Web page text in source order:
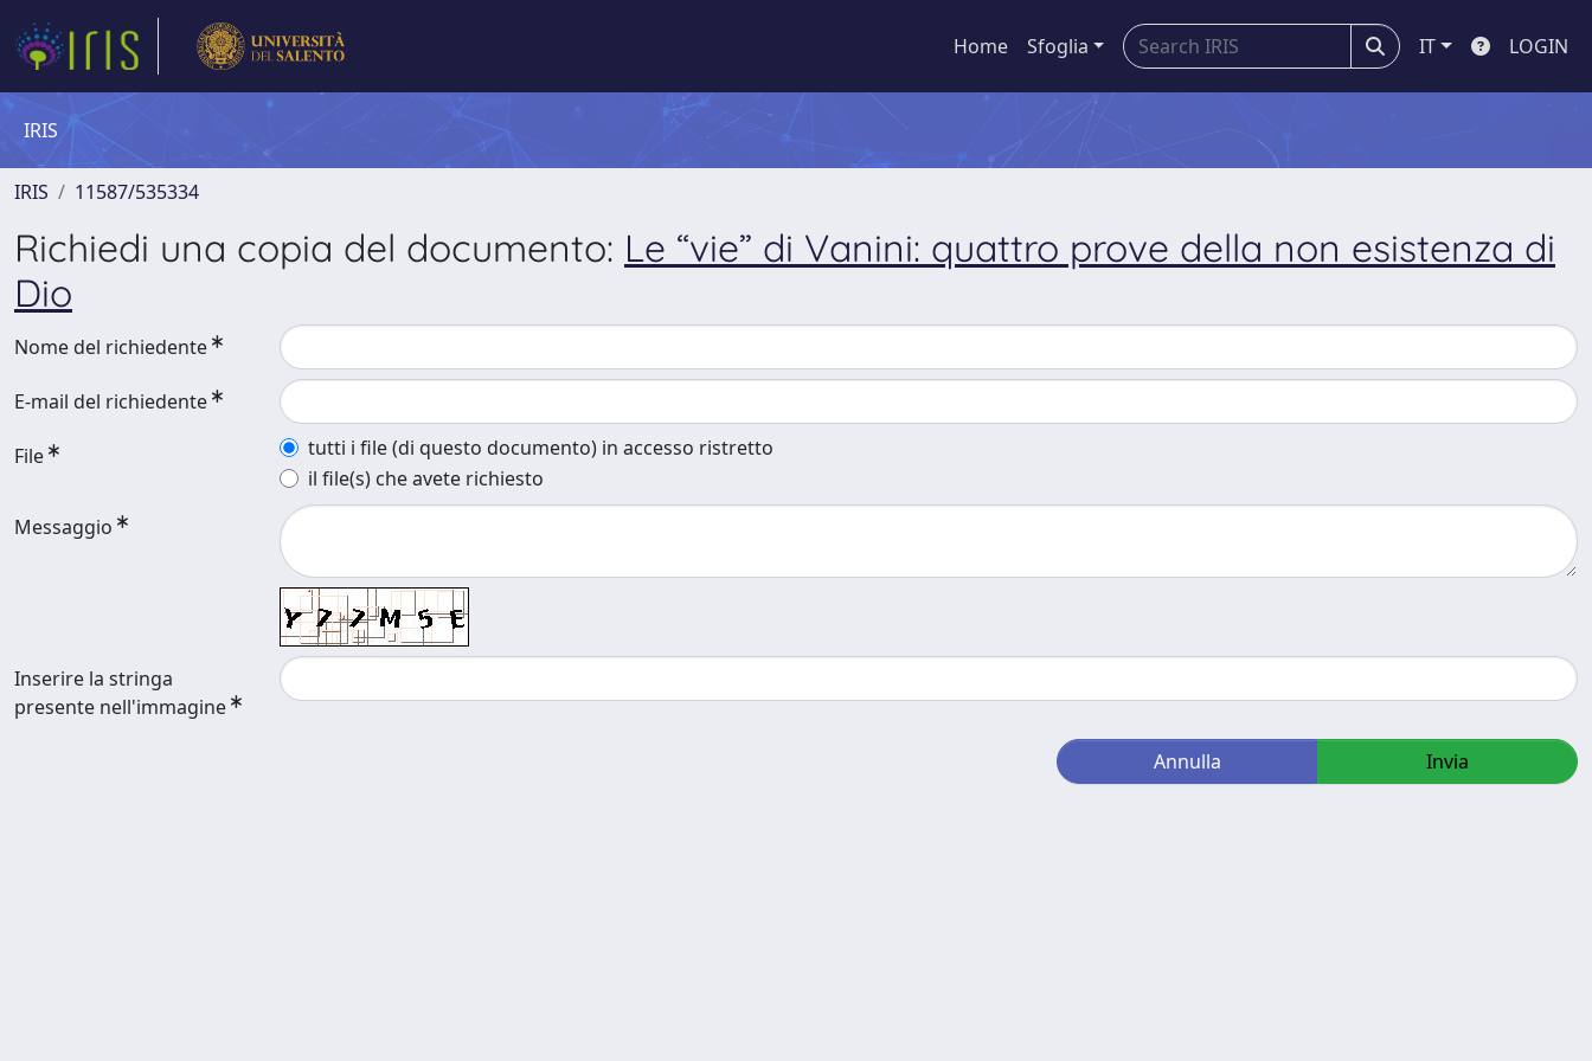
Home Sfoglia IT LOGIN
IRIS
IRIS 11587/535334
Richiedi una copia del documento: Le “vie” di Vanini: quattro prove della non esistenza di
Dio
Nome del richiedente
E-mail del richiedente
File
tutti i file (di questo documento) in accesso ristretto
il file(s) che avete richiesto
Messaggio
Inserire la stringa
presente nell'immagine
Annulla Invia